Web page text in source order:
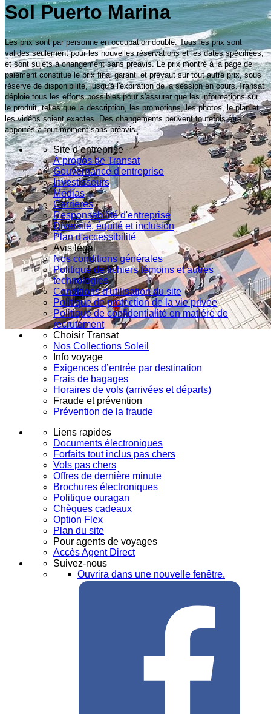
Sol Puerto Marina
Les prix sont par personne en occupation double. Tous les prix sont
valides seulement pour les nouvelles réservations et les dates spécifiées,
et sont sujets à changement sans préavis. Le prix montré à la page de
paiement constitue le prix final garanti et prévaut sur tout autre prix, sous
réserve de disponibilité, jusqu'à l'expiration de la session en cours.Transat
déploie tous les efforts possibles pour s'assurer que les informations sur
le produit, telles que la description, les promotions, les photos, le plan et
les vidéos soient exactes. Des changements peuvent toutefois être
apportés à tout moment sans préavis.
Site d’entreprise
À propos de Transat
Gouvernance d'entreprise
Investisseurs
Médias
Carrières
Responsabilité d'entreprise
Diversité, équité et inclusion
Plan d'accessibilité
Avis légal
Nos conditions générales
Politique de fichiers témoins et autres
technologies
Conditions d'utilisation du site
Politique de protection de la vie privée
Politique de confidentialité en matière de
recrutement
Choisir Transat
Nos Collections Soleil
Info voyage
Exigences d’entrée par destination
Frais de bagages
Horaires de vols (arrivées et départs)
Fraude et prévention
Prévention de la fraude
Liens rapides
Documents électroniques
Forfaits tout inclus pas chers
Vols pas chers
Offres de dernière minute
Brochures électroniques
Politique ouragan
Chèques cadeaux
Option Flex
Plan du site
Pour agents de voyages
Accès Agent Direct
Suivez-nous
Ouvrira dans une nouvelle fenêtre.